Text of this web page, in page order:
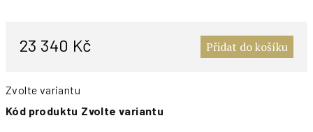
23 340 Kč Přidat do košíku
Zvolte variantu
Kód produktu Zvolte variantu